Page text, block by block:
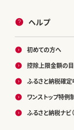
ヘルプ
初めての方へ
控除上限金額の
ふるさと納税確定
ワンストップ特例
ふるさと納税ナビ